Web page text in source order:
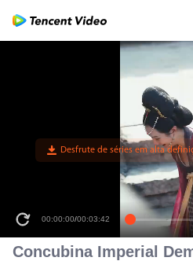
00:00:00/00:03:42
Concubina Imperial